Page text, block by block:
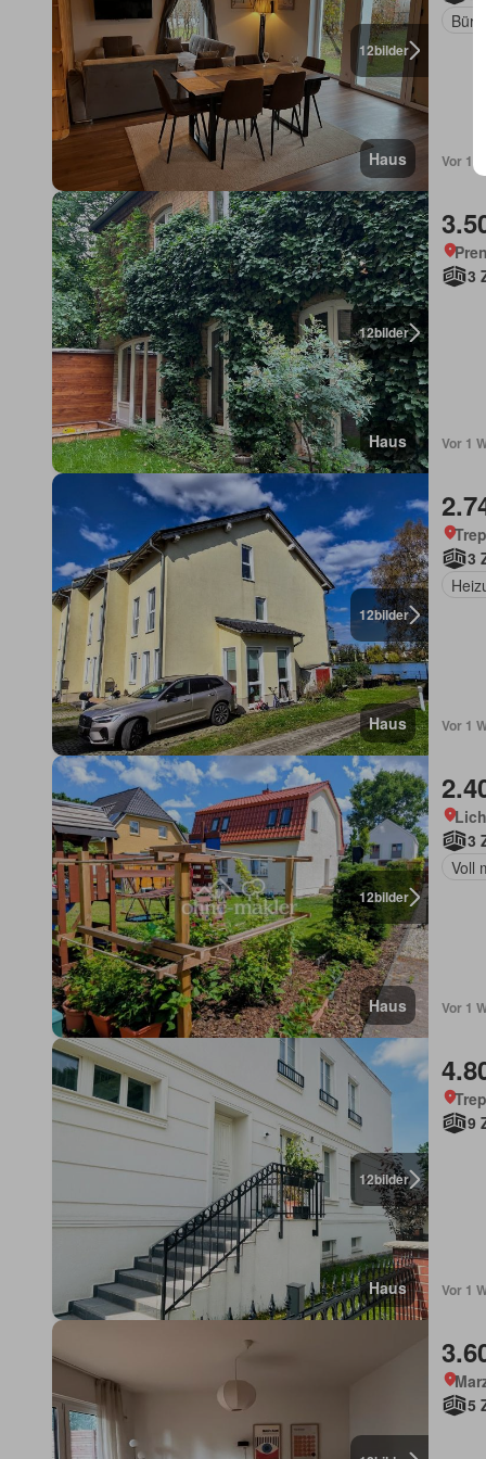
12bilder
Haus Vor 1
12bilder
Haus
3
Vor 1
12bilder
Haus
3
Vor 1
12bilder
Haus
3
Voll
Vor 1
12bilder
Haus
9
Vor 1
5